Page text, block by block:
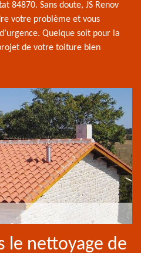
84870. Sans doute, JS Renov
votre problème et vous
Quelque soit pour la
de votre toiture bien
le nettoyage de